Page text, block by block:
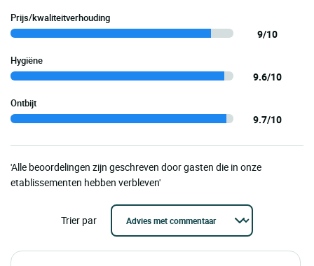
Prijs/kwaliteitverhouding
9/10
Hygiëne
9.6/10
Ontbijt
9.7/10
'Alle beoordelingen zijn geschreven door gasten die in onze
etablissementen hebben verbleven'
Trier par